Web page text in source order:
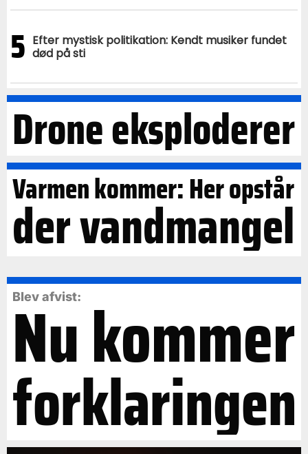
5 Efter mystisk politikation: Kendt musiker fundet
død på sti
Drone eksploderer
Varmen kommer: Her opstår
der vandmangel
Blev afvist:
Nu kommer
forklaringen